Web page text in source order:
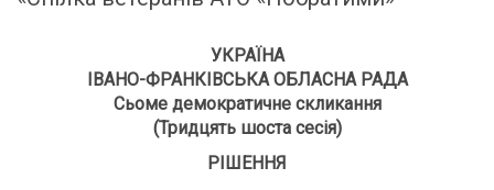
УКРАЇНА
ІВАНО-ФРАНКІВСЬКА ОБЛАСНА РАДА
Сьоме демократичне скликання
(Тридцять шоста сесія)
РІШЕННЯ